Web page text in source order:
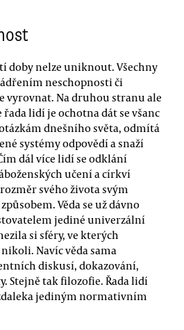
doby nelze uniknout. Všechny
neschopnosti či
vyrovnat. Na druhou stranu ale
lidí je ochotna dát se všanc
dnešního světa, odmítá
systémy odpovědí a snaží
dál více lidí se odklání
učení a církví
svého života svým
Věda se už dávno
jediné univerzální
si sféry, ve kterých
Navíc věda sama
diskusí, dokazování,
Stejně tak filozofie. Řada lidí
jediným normativním